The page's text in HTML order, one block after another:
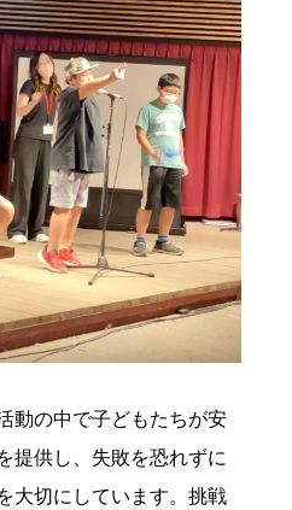
動の中で子どもたちが安
提供し、失敗を恐れずに
大切にしています。挑戦